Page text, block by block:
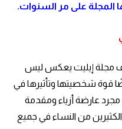
المجلة على مر السنوات.
مجلة إيليت يعكس ليس
قوة شخصيتها وتأثيرها في
عارضة أزياء ومقدمة
من النساء في جميع